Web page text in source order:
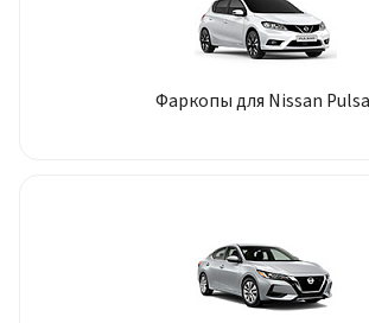
Фаркопы для Nissan